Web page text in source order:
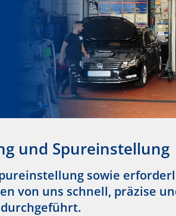
und Spureinstellung
sowie
von uns schnell, präzise